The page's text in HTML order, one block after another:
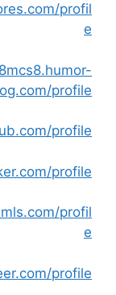
profil
e
profile
profile
profile
profil
e
profile